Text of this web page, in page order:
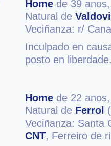
Home de 39
Natural de
Veciñanza: r/
Inculpado en
posto en
Home de 22
Natural de Ferrol
Veciñanza: Santa
CNT, Ferreiro de